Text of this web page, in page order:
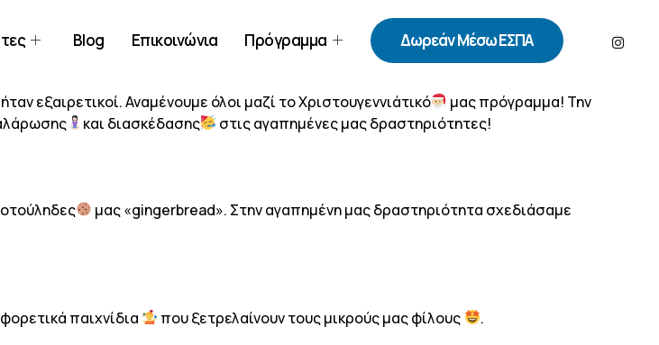
Blog Επικοινώνια Πρόγραμμα Δωρεάν Μέσω ΕΣΠΑ
ήταν εξαιρετικοί. Αναμένουμε όλοι μαζί το Χριστουγεννιάτικό
μας πρόγραμμα! Την
και διασκέδασης στις αγαπημένες μας δραστηριότητες!
μας «gingerbread». Στην αγαπημένη μας δραστηριότητα σχεδιάσαμε
παιχνίδια που ξετρελαίνουν τους μικρούς μας φίλους .